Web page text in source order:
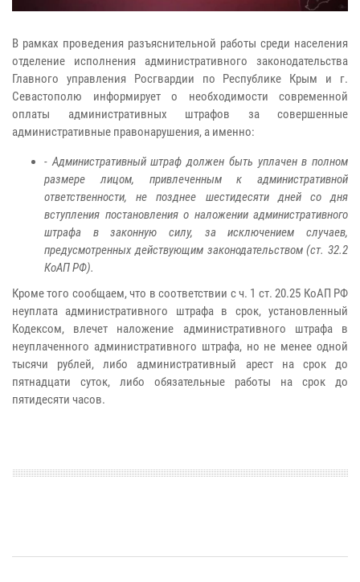
В рамках проведения разъяснительной работы среди населения
отделение исполнения административного законодательства
Главного управления Росгвардии по Республике Крым и г.
Севастополю информирует о необходимости современной
оплаты административных штрафов за совершенные
административные правонарушения, а именно:
- Административный штраф должен быть уплачен в полном
размере лицом, привлеченным к административной
ответственности, не позднее шестидесяти дней со дня
вступления постановления о наложении административного
штрафа в законную силу, за исключением случаев,
предусмотренных действующим законодательством (ст. 32.2
КоАП РФ).
Кроме того сообщаем, что в соответствии с ч. 1 ст. 20.25 КоАП РФ
неуплата административного штрафа в срок, установленный
Кодексом, влечет наложение административного штрафа в
неуплаченного административного штрафа, но не менее одной
тысячи рублей, либо административный арест на срок до
пятнадцати суток, либо обязательные работы на срок до
пятидесяти часов.